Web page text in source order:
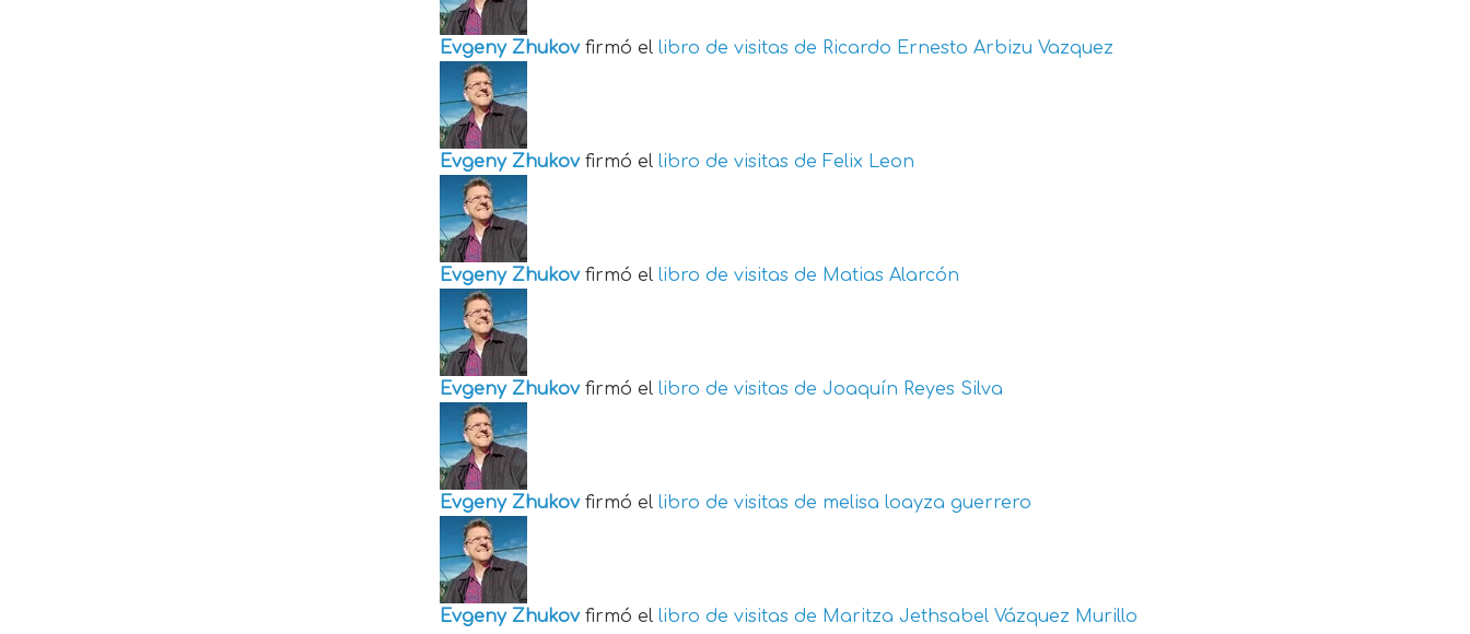
Evgeny Zhukov firmó el libro de visitas de Ricardo Ernesto Arbizu Vazquez
Evgeny Zhukov firmó el libro de visitas de Felix Leon
Evgeny Zhukov firmó el libro de visitas de Matias Alarcón
Evgeny Zhukov firmó el libro de visitas de Joaquín Reyes Silva
Evgeny Zhukov firmó el libro de visitas de melisa loayza guerrero
Evgeny Zhukov firmó el libro de visitas de Maritza Jethsabel Vázquez Murillo